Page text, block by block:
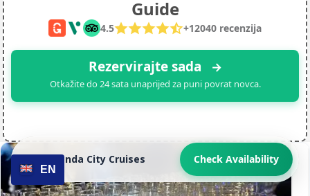
Guide
4.5 +12040 recenzija
Rezervirajte sada →
Otkažite do 24 sata unaprijed za puni povrat novca.
EN
👉 Legenda City Cruises Check Availability